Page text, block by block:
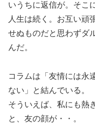
いうちに返信が。そこ
人生は続く。お互い頑
せぬものだと思わずダ
んだ。
コラムは「友情には永
ない」と結んでいる。
そういえば、私にも熱
と、友の顔が・・。